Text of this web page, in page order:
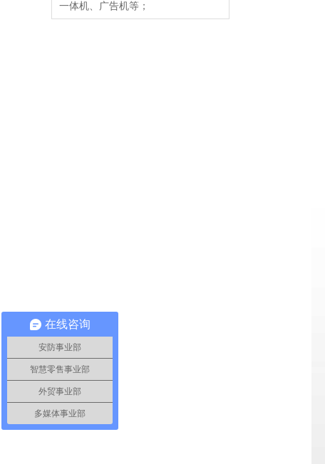
一体机、广告机等；
在线咨询
安防事业部
智慧零售事业部
外贸事业部
多媒体事业部